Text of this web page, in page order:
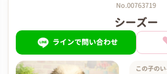
No.00763719
シーズー
ラインで問い合わせ
この子の